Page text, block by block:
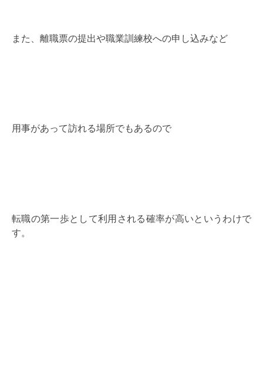
また、離職票の提出や職業訓練校への申し込みなど
用事があって訪れる場所でもあるので
転職の第一歩として利用される確率が高いというわけで
す。